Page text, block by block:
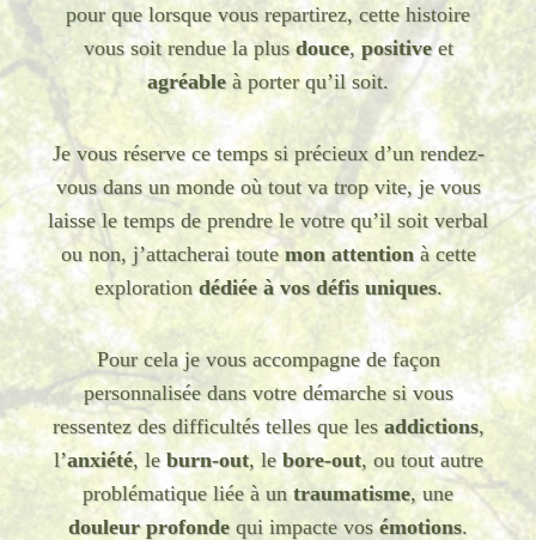
pour que lorsque vous repartirez, cette histoire
vous soit rendue la plus douce,positiveet
agréableà porter qu’il soit.
Je vous réserve ce temps si précieux d’un rendez-
vous dans un monde où tout va trop vite, je vous
laisse le temps de prendre le votre qu’il soit verbal
ou non, j’attacherai toute mon attentionà cette
explorationdédiée à vos défis uniques.
Pour cela je vous accompagne de façon
personnalisée dans votre démarche si vous
ressentez des difficultés telles que les addictions,
l’anxiété, le burn-out, le bore-out, ou tout autre
problématique liée à untraumatisme, une
douleur profonde qui impacte vos émotions.